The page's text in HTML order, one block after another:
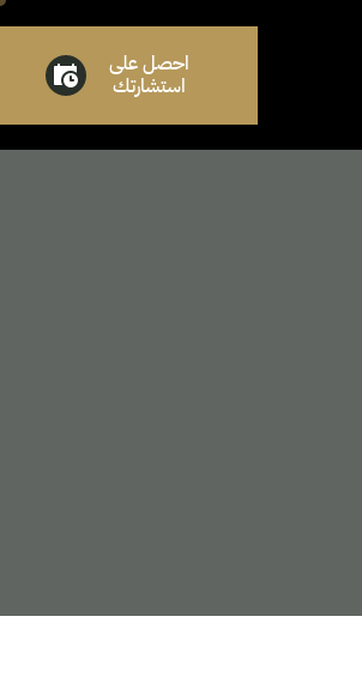
احصل على
استشارتك